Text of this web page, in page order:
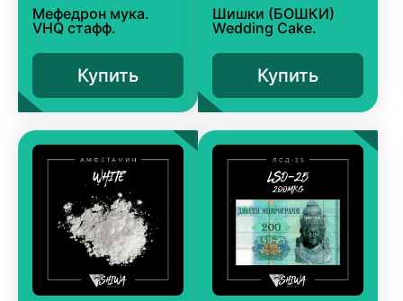
Мефедрон мука.
VHQ стафф.
Купить
Шишки (БОШКИ)
Wedding Cake.
Купить